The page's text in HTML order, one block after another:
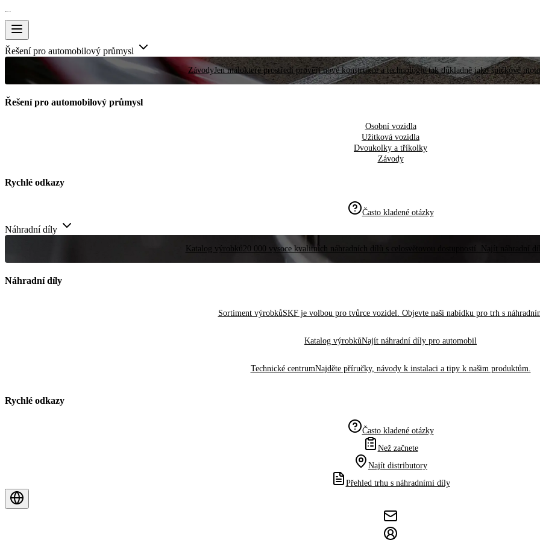
Řešení pro automobilový průmysl
ZávodyJen málokteré prostředí prověří nové konstrukce a technologie tak důkladně jako špičkové
Řešení pro automobilový průmysl
Osobní vozidla
Užitková vozidla
Dvoukolky a tříkolky
Závody
Rychlé odkazy
Často kladené otázky
Náhradní díly
Katalog výrobků20 000 vysoce kvalitních náhradních dílů s celosvětovou dostupností. Najít náhradní
Náhradní díly
Sortiment výrobkůSKF je volbou pro tvůrce vozidel. Objevte naši nabídku pro trh s
Katalog výrobkůNajít náhradní díly pro automobil
Technické centrumNajděte příručky, návody k instalaci a tipy k našim produktům.
Rychlé odkazy
Často kladené otázky
Než začnete
Najít distributory
Přehled trhu s náhradními díly